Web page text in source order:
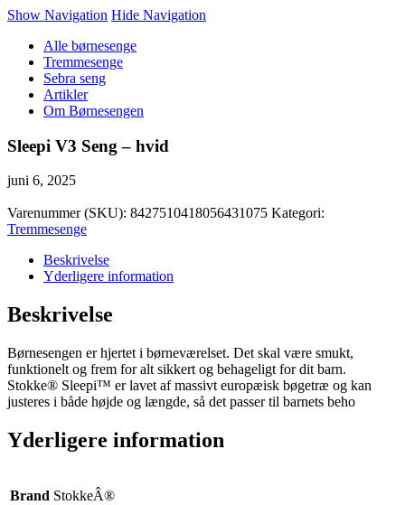
Show Navigation Hide Navigation
Alle børnesenge
Tremmesenge
Sebra seng
Artikler
Om Børnesengen
Sleepi V3 Seng – hvid
juni 6, 2025
Varenummer (SKU): 8427510418056431075 Kategori:
Tremmesenge
Beskrivelse
Yderligere information
Beskrivelse
Børnesengen er hjertet i børneværelset. Det skal være smukt,
funktionelt og frem for alt sikkert og behageligt for dit barn.
Stokke® Sleepi™ er lavet af massivt europæisk bøgetræ og kan
justeres i både højde og længde, så det passer til barnets beho
Yderligere information
Brand StokkeÂ®